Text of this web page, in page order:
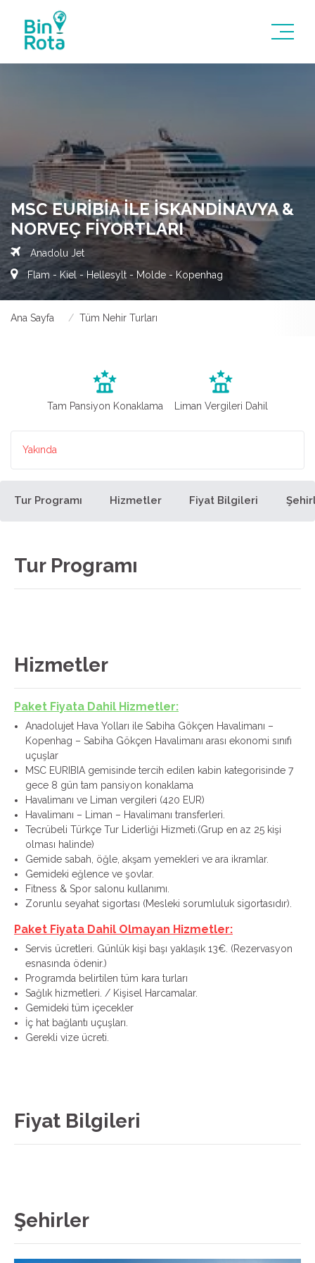
MSC EURIBIA ILE İSKANDINAVYA &
NORVEÇ FIYORTLARI
Anadolu Jet
Flam - Kiel - Hellesylt - Molde - Kopenhag
Ana Sayfa Tüm Nehir Turları
Tam Pansiyon Konaklama Liman Vergileri Dahil
Yakında
Tur Programı Hizmetler Fiyat Bilgileri
Tur Programı
Hizmetler
Paket Fiyata Dahil Hizmetler:
Anadolujet Hava Yolları ile Sabiha Gökçen Havalimanı –
Kopenhag – Sabiha Gökçen Havalimanı arası ekonomi sınıfı
uçuşlar
MSC EURIBIA gemisinde tercih edilen kabin kategorisinde 7
gece 8 gün tam pansiyon konaklama
Havalimanı ve Liman vergileri (420 EUR)
Havalimanı – Liman – Havalimanı transferleri.
Tecrübeli Türkçe Tur Liderliği Hizmeti.(Grup en az 25 kişi
olması halinde)
Gemide sabah, öğle, akşam yemekleri ve ara ikramlar.
Gemideki eğlence ve şovlar.
Fitness & Spor salonu kullanımı.
Zorunlu seyahat sigortası (Mesleki sorumluluk sigortasıdır).
Paket Fiyata Dahil Olmayan Hizmetler:
Servis ücretleri. Günlük kişi başı yaklaşık 13€. (Rezervasyon
esnasında ödenir.)
Programda belirtilen tüm kara turları
Sağlık hizmetleri. / Kişisel Harcamalar.
Gemideki tüm içecekler
İç hat bağlantı uçuşları.
Gerekli vize ücreti.
Fiyat Bilgileri
Şehirler